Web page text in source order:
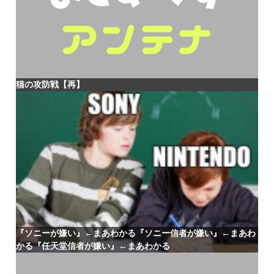
猫の攻防戦【再】
『ソニーが嫌い』←まあわかる『ソニー信者が嫌い』←まあわ
かる『任天堂信者が嫌い』←まあわかる